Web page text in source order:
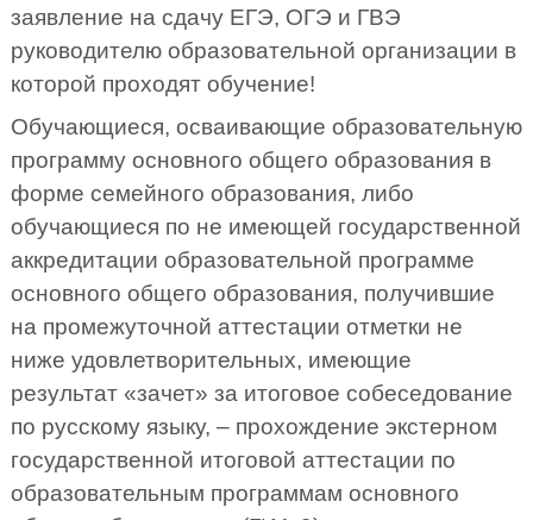
заявление на сдачу ЕГЭ, ОГЭ и ГВЭ
руководителю образовательной организации в
которой проходят обучение!
Обучающиеся, осваивающие образовательную
программу основного общего образования в
форме семейного образования, либо
обучающиеся по не имеющей государственной
аккредитации образовательной программе
основного общего образования, получившие
на промежуточной аттестации отметки не
ниже удовлетворительных, имеющие
результат «зачет» за итоговое собеседование
по русскому языку, – прохождение экстерном
государственной итоговой аттестации по
образовательным программам основного